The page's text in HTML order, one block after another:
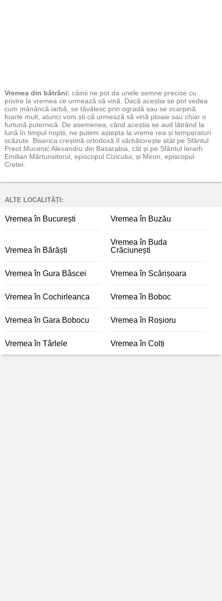
Vremea din bătrâni: câinii ne pot da unele semne precise cu
privire la vremea ce urmează să vină. Dacă aceștia se pot vedea
cum mănâncă iarbă, se tăvălesc prin ogradă sau se scarpină
foarte mult, atunci vom ști că urmează să vină ploaie sau chiar o
furtună puternică. De asemenea, când aceștia se aud lătrând la
lună în timpul nopții, ne putem aștepta la vreme rea și temperaturi
scăzute. Biserica creștină ortodoxă îl sărbătorește atât pe Sfântul
Preot Mucenic Alexandru din Basarabia, cât și pe Sfântul Ierarh
Emilian Mărturisitorul, episcopul Cizicului, și Miron, episcopul
Cretei.
ALTE LOCALITĂȚI:
Vremea în București Vremea în Buzău
Vremea în Bărăști
Vremea în Buda
Crăciunești
Vremea în Gura Bâscei Vremea în Scărișoara
Vremea în Cochirleanca Vremea în Boboc
Vremea în Gara Bobocu Vremea în Roșioru
Vremea în Târlele Vremea în Colți